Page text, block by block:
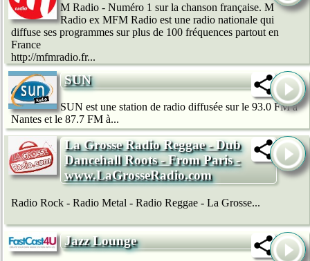
M Radio - Numéro 1 sur la chanson française. M
Radio ex MFM Radio est une radio nationale qui
diffuse ses programmes sur plus de 100 fréquences partout en
France
http://mfmradio.fr...
SUN
SUN est une station de radio diffusée sur le 93.0 FM à
Nantes et le 87.7 FM à...
La Grosse Radio Reggae - Dub
Dancehall Roots - From Paris -
www.LaGrosseRadio.com
Radio Rock - Radio Metal - Radio Reggae - La Grosse...
Jazz Lounge